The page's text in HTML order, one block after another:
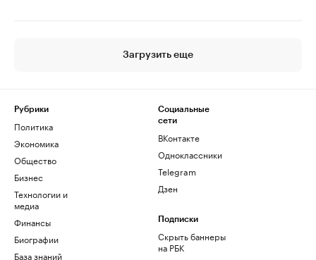
Загрузить еще
Рубрики
Политика
Экономика
Общество
Бизнес
Технологии и
медиа
Финансы
Биографии
База знаний
Социальные
сети
ВКонтакте
Одноклассники
Telegram
Дзен
Подписки
Скрыть баннеры
на РБК